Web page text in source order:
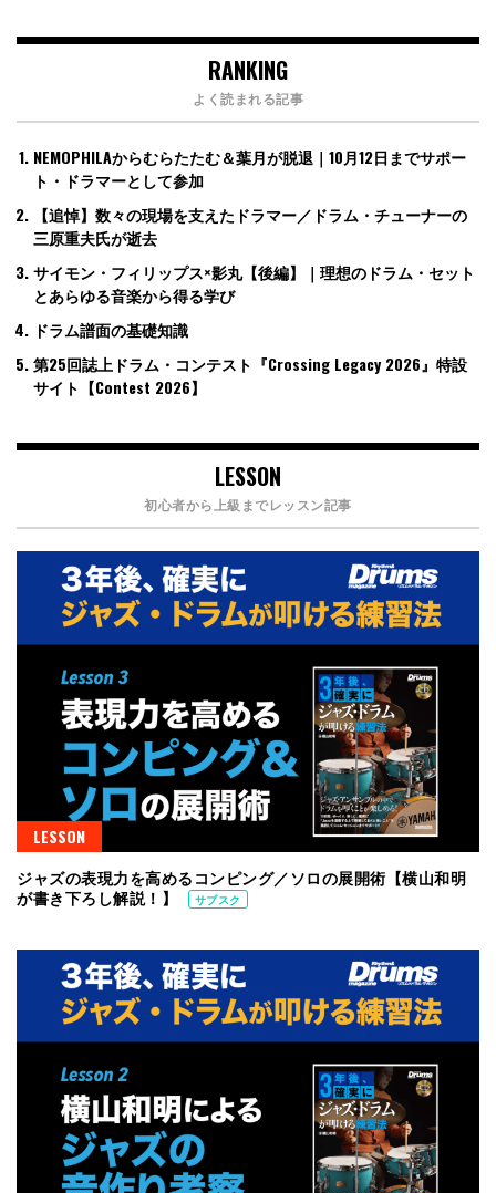
RANKING
よく読まれる記事
NEMOPHILAからむらたたむ＆葉月が脱退｜10月12日までサポー
ト・ドラマーとして参加
【追悼】数々の現場を支えたドラマー／ドラム・チューナーの
三原重夫氏が逝去
サイモン・フィリップス×影丸【後編】｜理想のドラム・セット
とあらゆる音楽から得る学び
ドラム譜面の基礎知識
第25回誌上ドラム・コンテスト『Crossing Legacy 2026』特設
サイト【Contest 2026】
LESSON
初心者から上級までレッスン記事
LESSON
ジャズの表現力を高めるコンピング／ソロの展開術【横山和明
が書き下ろし解説！】
サブスク